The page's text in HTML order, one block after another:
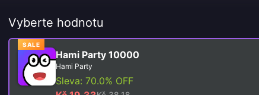
Vyberte hodnotu
SALE
Hami Party 10000
Hami Party
Sleva: 70.0% OFF